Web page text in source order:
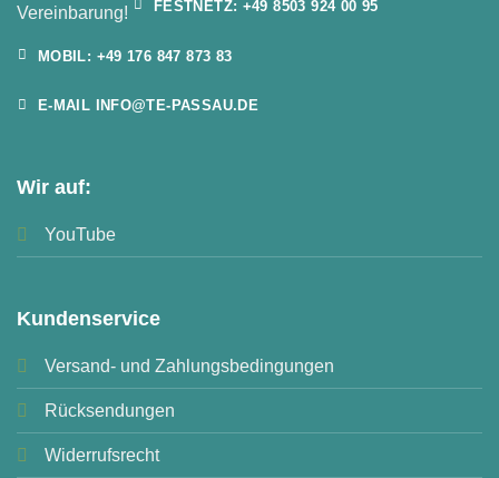
Vereinbarung!
FESTNETZ: +49 8503 924 00 95
MOBIL: +49 176 847 873 83
E-MAIL INFO@TE-PASSAU.DE
Wir auf:
YouTube
Kundenservice
Versand- und Zahlungsbedingungen
Rücksendungen
Widerrufsrecht